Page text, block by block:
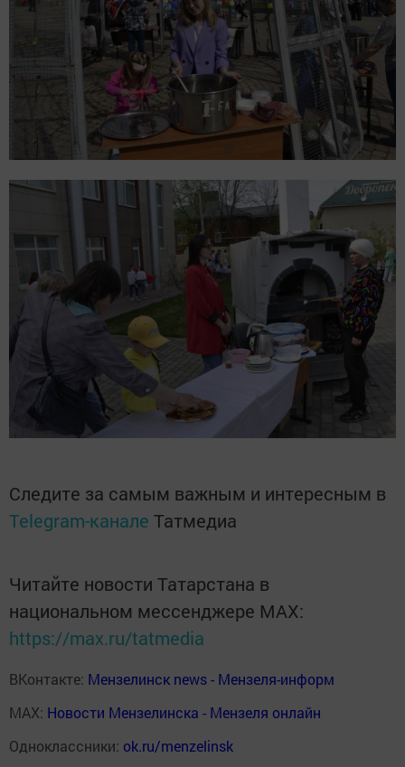
Следите за самым важным и интересным в
Telegram-канале Татмедиа
Читайте новости Татарстана в
национальном мессенджере MАХ:
https://max.ru/tatmedia
ВКонтакте: Мензелинск news - Мензеля-информ
MAX: Новости Мензелинска - Мензеля онлайн
Одноклассники: ok.ru/menzelinsk